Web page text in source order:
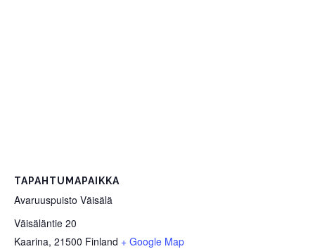
TAPAHTUMAPAIKKA
Avaruuspuisto Väisälä
Väisäläntie 20
Kaarina, 21500 Finland + Google Map